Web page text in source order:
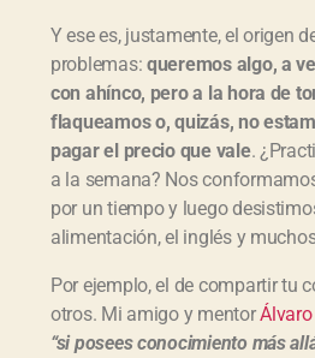
Y ese es, justamente, el origen
problemas:queremos algo, a
con ahínco, pero a la hora de
flaqueamos o, quizás, no
pagar el precio que vale.
a la semana? Nos
por un tiempo y luego
alimentación, el inglés y
Por ejemplo, el de compartir tu
otros. Mi amigo y mentor
“si posees conocimiento más